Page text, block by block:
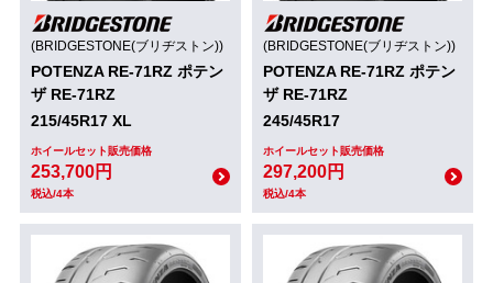
(BRIDGESTONE(ブリヂストン))
POTENZA RE-71RZ ポテン
ザ RE-71RZ
215/45R17 XL
ホイールセット販売価格
253,700円
税込/4本
(BRIDGESTONE(ブリヂストン))
POTENZA RE-71RZ ポテン
ザ RE-71RZ
245/45R17
ホイールセット販売価格
297,200円
税込/4本